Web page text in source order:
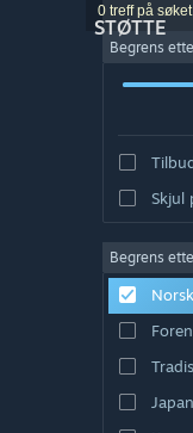
STØTTE
0 treff på
Begrens
Skjul
Begrens
Norsk